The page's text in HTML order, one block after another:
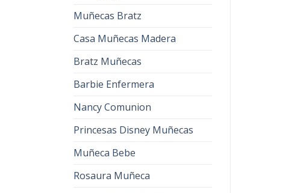
Muñecas Bratz
Casa Muñecas Madera
Bratz Muñecas
Barbie Enfermera
Nancy Comunion
Princesas Disney Muñecas
Muñeca Bebe
Rosaura Muñeca